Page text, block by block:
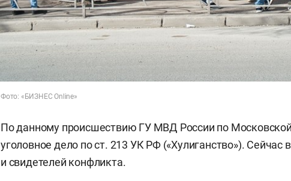
Фото: «БИЗНЕС Online»
По данному происшествию ГУ МВД России по
уголовное дело по ст. 213 УК РФ («Хулиганство»). Сейчас
и свидетелей конфликта.